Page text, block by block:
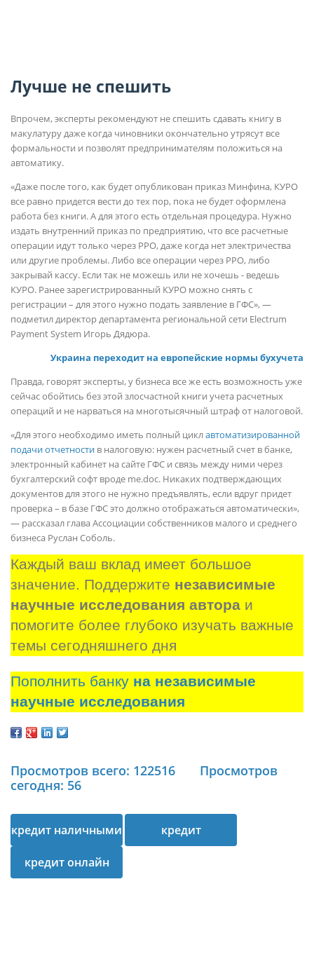
Лучше не спешить
Впрочем, эксперты рекомендуют не спешить сдавать книгу в
макулатуру даже когда чиновники окончательно утрясут все
формальности и позволят предпринимателям положиться на
автоматику.
«Даже после того, как будет опубликован приказ Минфина, КУРО
все равно придется вести до тех пор, пока не будет оформлена
работа без книги. А для этого есть отдельная процедура. Нужно
издать внутренний приказ по предприятию, что все расчетные
операции идут только через РРО, даже когда нет электричества
или другие проблемы. Либо все операции через РРО, либо
закрывай кассу. Если так не можешь или не хочешь - ведешь
КУРО. Ранее зарегистрированный КУРО можно снять с
регистрации – для этого нужно подать заявление в ГФС», —
подметил директор департамента региональной сети Electrum
Payment System Игорь Дядюра.
Украина переходит на европейские нормы бухучета
Правда, говорят эксперты, у бизнеса все же есть возможность уже
сейчас обойтись без этой злосчастной книги учета расчетных
операций и не нарваться на многотысячный штраф от налоговой.
«Для этого необходимо иметь полный циклавтоматизированной
подачи отчетности в налоговую: нужен расчетный счет в банке,
электронный кабинет на сайте ГФС и связь между ними через
бухгалтерский софт вроде me.doc. Никаких подтверждающих
документов для этого не нужно предъявлять, если вдруг придет
проверка – в базе ГФС это должно отображаться автоматически»,
— рассказал глава Ассоциации собственников малого и среднего
бизнеса Руслан Соболь.
Каждый ваш вклад имеет большое
значение. Поддержите независимые
научные исследования автора и
помогите более глубоко изучать важные
темы сегодняшнего дня
Пополнить банку на независимые
научные исследования
Просмотров всего: 122516
Просмотров
сегодня: 56
кредит наличными кредит
кредит онлайн